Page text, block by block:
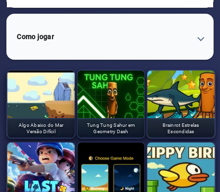
Como jogar
Algo Abaixo do Mar
Versão Difícil
Tung Tung Sahur em
Geometry Dash
Brainrot Estrelas
Escondidas